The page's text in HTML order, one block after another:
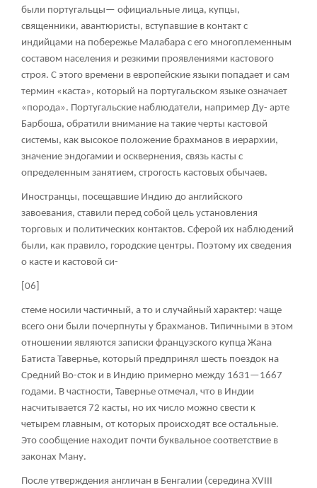
были португальцы— официальные лица, купцы,
священники, авантюристы, вступавшие в контакт с
индийцами на побережье Малабара с его многоплеменным
составом населения и резкими проявлениями кастового
строя. С этого времени в европейские языки попадает и сам
термин «каста», который на португальском языке означает
«порода». Португальские наблюдатели, например Ду- арте
Барбоша, обратили внимание на такие черты кастовой
системы, как высокое положение брахманов в иерархии,
значение эндогамии и осквернения, связь касты с
определенным занятием, строгость кастовых обычаев.
Иностранцы, посещавшие Индию до английского
завоевания, ставили перед собой цель установления
торговых и политических контактов. Сферой их наблюдений
были, как правило, городские центры. Поэтому их сведения
о касте и кастовой си-
[06]
стеме носили частичный, а то и случайный характер: чаще
всего они были почерпнуты у брахманов. Типичными в этом
отношении являются записки французского купца Жана
Батиста Тавернье, который предпринял шесть поездок на
Средний Во-сток и в Индию примерно между 1631—1667
годами. В частности, Тавернье отмечал, что в Индии
насчитывается 72 касты, но их число можно свести к
четырем главным, от которых происходят все остальные.
Это сообщение находит почти буквальное соответствие в
законах Ману.
После утверждения англичан в Бенгалии (середина XVIII